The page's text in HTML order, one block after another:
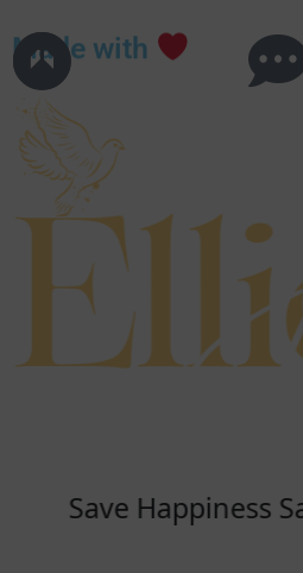
Made with
Save Happiness